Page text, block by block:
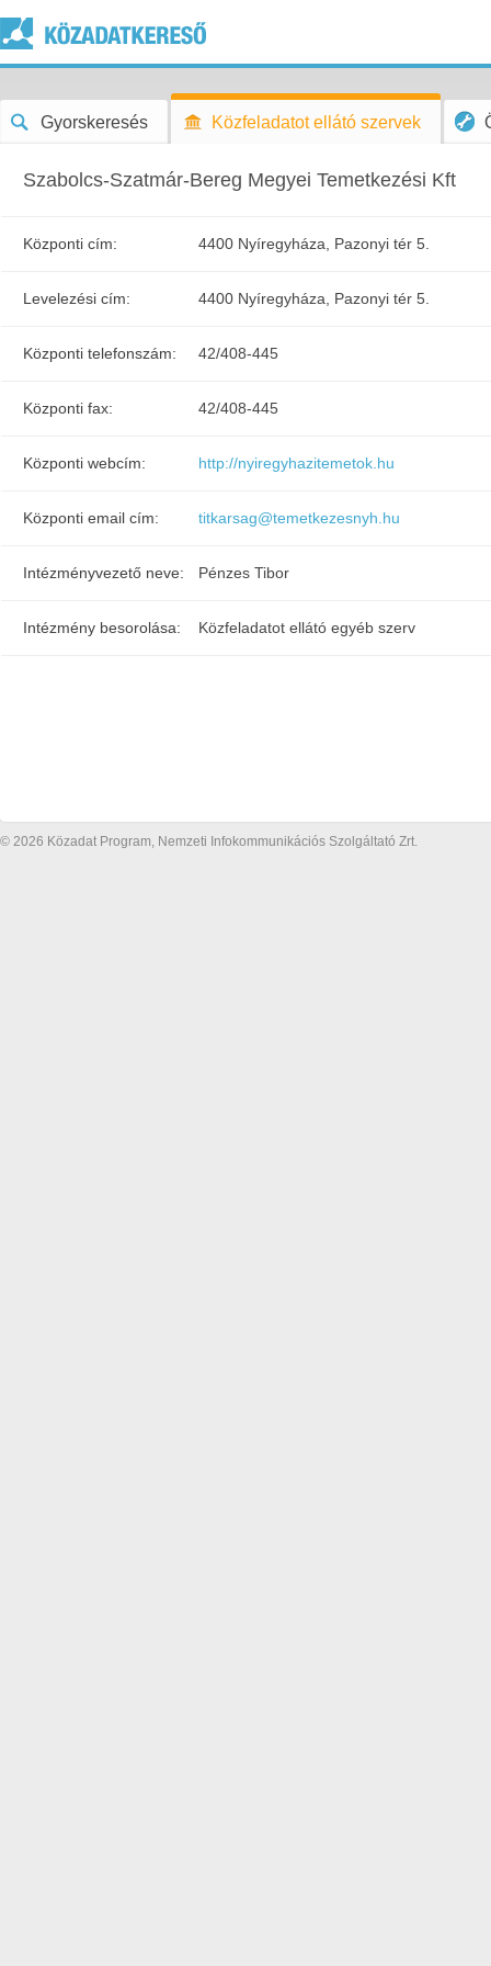
Gyorskeresés Közfeladatot ellátó szervek
Szabolcs-Szatmár-Bereg Megyei Temetkezési Kft
Központi cím: 4400 Nyíregyháza, Pazonyi tér 5.
Levelezési cím: 4400 Nyíregyháza, Pazonyi tér 5.
Központi telefonszám: 42/408-445
Központi fax: 42/408-445
Központi webcím: http://nyiregyhazitemetok.hu
Központi email cím: titkarsag@temetkezesnyh.hu
Intézményvezető neve: Pénzes Tibor
Intézmény besorolása: Közfeladatot ellátó egyéb szerv
© 2026 Közadat Program, Nemzeti Infokommunikációs Szolgáltató Zrt.